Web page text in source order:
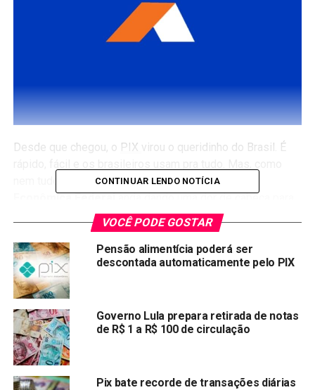
Desde que chegou, o PIX virou o queridinho do Brasil. É
nem tudo são flores, parece que o Pix daCaixa
Econômica Federalanda dando uma dor de cabeça para
os clientes. Nos últimos dias, a internet virou um palco de
Imagine: você faz um Pix, o dinheirosome da sua conta,
mas não chega ao destino. E o pior: não volta! Foi
exatamente isso que aconteceu com alguns correntistas
que usam a Caixa. As redes sociais, principalmente o X,
foram inundadas por relatos de gente desesperada.
Pix Sumido: “Cadê Meu
CONTINUAR LENDO NOTÍCIA
VOCÊ PODE GOSTAR
Pensão alimentícia poderá ser
descontada automaticamente pelo PIX
Governo Lula prepara retirada de notas
de R$ 1 a R$ 100 de circulação
Pix bate recorde de transações diárias